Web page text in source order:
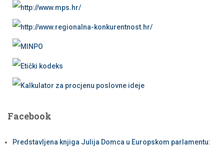
Facebook
Predstavljena knjiga Julija Domca u Europskom parlamentu: